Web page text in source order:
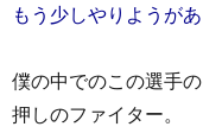
もう少しやりようが
僕の中でのこの選手
押しのファイター。